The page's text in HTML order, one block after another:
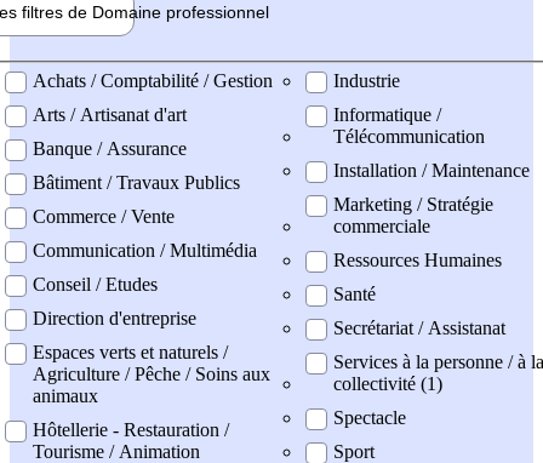
filtres de Domaine professionnel
professionel
Achats / Comptabilité / Gestion
Arts / Artisanat d'art
Banque / Assurance
Bâtiment / Travaux Publics
Commerce / Vente
Communication / Multimédia
Conseil / Etudes
Direction d'entreprise
Espaces verts et naturels /
Agriculture / Pêche / Soins aux
animaux
Hôtellerie - Restauration /
Tourisme / Animation
Industrie
Informatique /
Télécommunication
Installation / Maintenance
Marketing / Stratégie
commerciale
Ressources Humaines
Santé
Secrétariat / Assistanat
Services à la personne / à la
collectivité (1)
Spectacle
Sport